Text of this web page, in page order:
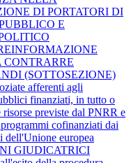
DI PORTATORI DI
E
CONTRARRE
(SOTTOSEZIONE)
afferenti agli
finanziati, in tutto o
risorse previste dal PNRR e
cofinanziati dai
dell'Unione europea
GIUDICATRICI